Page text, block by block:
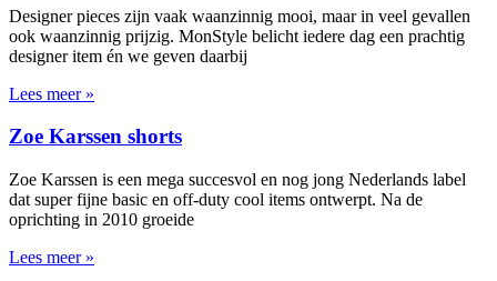
Designer pieces zijn vaak waanzinnig mooi, maar in veel gevallen
ook waanzinnig prijzig. MonStyle belicht iedere dag een prachtig
designer item én we geven daarbij
Lees meer »
Zoe Karssen shorts
Zoe Karssen is een mega succesvol en nog jong Nederlands label
dat super fijne basic en off-duty cool items ontwerpt. Na de
oprichting in 2010 groeide
Lees meer »